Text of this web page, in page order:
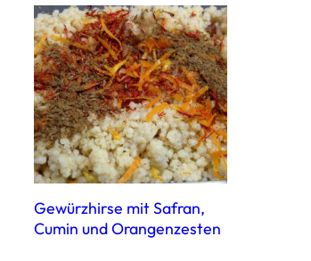
Gewürzhirse mit Safran,
Cumin und Orangenzesten